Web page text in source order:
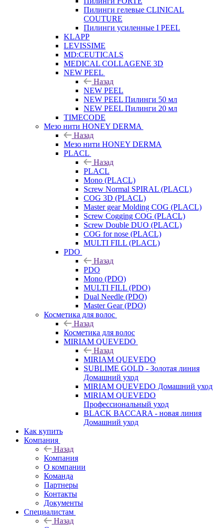
Пилинги гелевые CLINICAL
COUTURE
Пилинги усиленные I PEEL
KLAPP
LEVISSIME
MD:CEUTICALS
MEDICAL COLLAGENE 3D
NEW PEEL
Назад
NEW PEEL
NEW PEEL Пилинги 50 мл
NEW PEEL Пилинги 20 мл
TIMECODE
Мезо нити HONEY DERMA
Назад
Мезо нити HONEY DERMA
PLACL
Назад
PLACL
Mono (PLACL)
Screw Normal SPIRAL (PLACL)
COG 3D (PLACL)
Master gear Molding COG (PLACL)
Screw Cogging COG (PLACL)
Screw Double DUO (PLACL)
COG for nose (PLACL)
MULTI FILL (PLACL)
PDO
Назад
PDO
Mono (PDO)
MULTI FILL (PDO)
Dual Needle (PDO)
Master Gear (PDO)
Косметика для волос
Назад
Косметика для волос
MIRIAM QUEVEDO
Назад
MIRIAM QUEVEDO
SUBLIME GOLD - Золотая линия
Домашний уход
MIRIAM QUEVEDO Домашний уход
MIRIAM QUEVEDO
Профессиональный уход
BLACK BACCARA - новая линия
Домашний уход
Как купить
Компания
Назад
Компания
О компании
Команда
Партнеры
Контакты
Документы
Специалистам
Назад